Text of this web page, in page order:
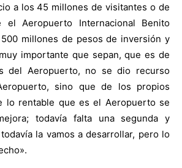
a los 45 millones de visitantes o de
el Aeropuerto Internacional Benito
millones de pesos de inversión y
importante que sepan, que es de
del Aeropuerto, no se dio recurso
sino que de los propios
lo rentable que es el Aeropuerto se
todavía falta una segunda y
la vamos a desarrollar, pero lo